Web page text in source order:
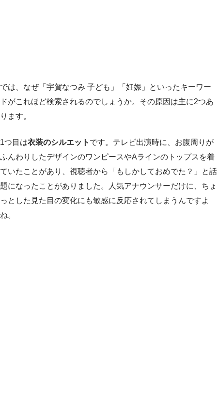
では、なぜ「宇賀なつみ 子ども」「妊娠」といったキーワー
ドがこれほど検索されるのでしょうか。その原因は主に2つあ
ります。
1つ目は衣装のシルエット です。テレビ出演時に、お腹周りが
ふんわりしたデザインのワンピースやAラインのトップスを着
ていたことがあり、視聴者から「もしかしておめでた？」と話
題になったことがありました。人気アナウンサーだけに、ちょ
っとした見た目の変化にも敏感に反応されてしまうんですよ
ね。